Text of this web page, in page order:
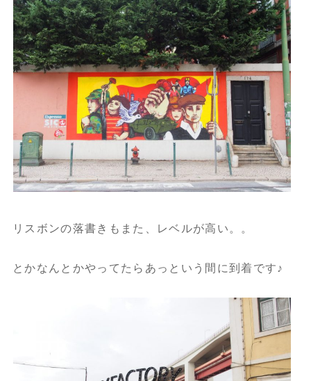
リスボンの落書きもまた、レベルが高い。。
とかなんとかやってたらあっという間に到着です♪